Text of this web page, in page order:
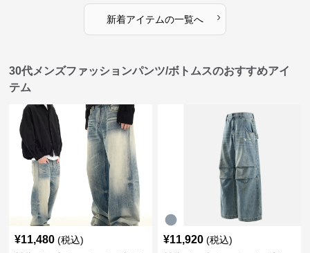
新着アイテムの一覧へ ›
30代メンズファッションパンツ/ボトムスのおすすめアイ
テム
¥11,480 (税込) ¥11,920 (税込)